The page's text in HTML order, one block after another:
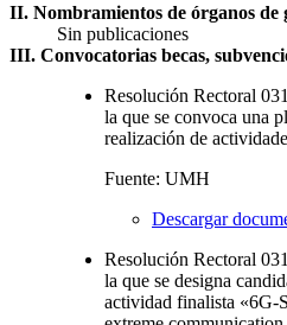
II. Nombramientos de órganos de
Sin publicaciones
III. Convocatorias becas,
Resolución Rectoral
la que se convoca una
realización de
Fuente: UMH
Descargar
Resolución Rectoral
la que se designa
actividad finalista